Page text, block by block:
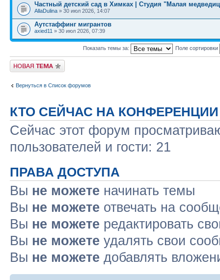
Частный детский сад в Химках | Студия "Малая
AllaDulina » 30 июл 2026, 14:07
Аутстаффинг мигрантов
axied11 » 30 июл 2026, 07:39
Показать темы за: Поле сортировки
Новая тема
Вернуться в Список форумов
КТО СЕЙЧАС НА КОНФЕРЕНЦИИ
Сейчас этот форум
пользователей и гости: 21
ПРАВА ДОСТУПА
Вы не можете начинать темы
Вы не можете отвечать на
Вы не можете редактировать
Вы не можете удалять свои
Вы не можете добавлять